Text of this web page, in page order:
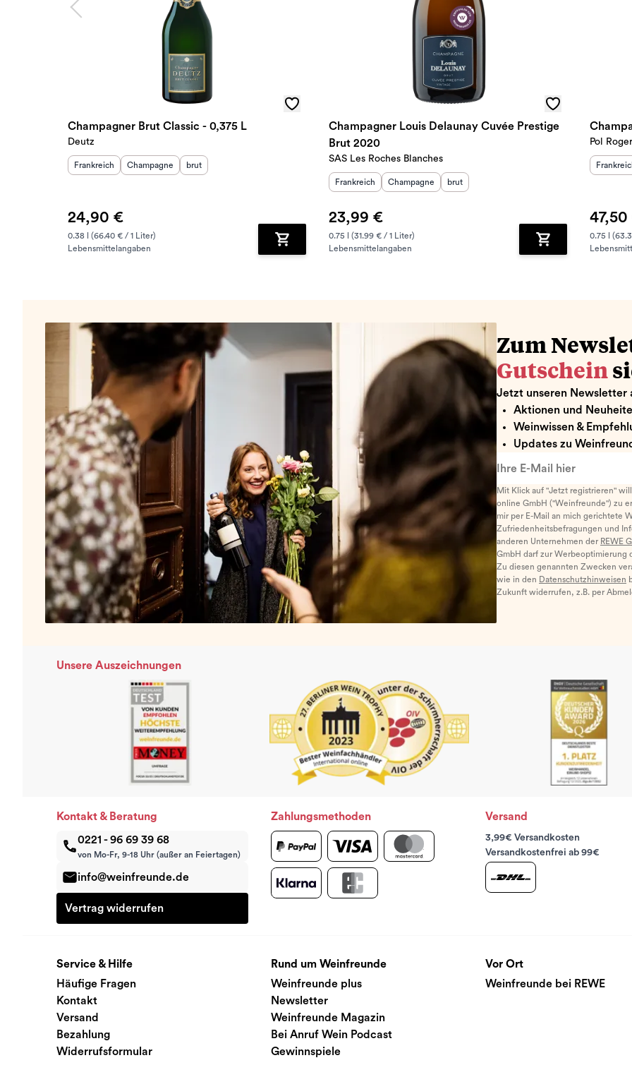
Champagner Brut Classic - 0,375 L
Deutz
Herkunftsland :
Frankreich Herkunftsregion:
Champagne Geschmack
brut
24,90 €
0.38 l (66.40 € / 1 Liter)
Lebensmittelangaben
Zum Warenkorb hinzufügen
Champagner Louis Delaunay Cuvée Prestige
Brut 2020
SAS Les Roches Blanches
Herkunftsland :
Frankreich Herkunftsregion:
Champagne Geschmack
brut
23,99 €
0.75 l (31.99 € / 1 Liter)
Lebensmittelangaben
Zum Warenkorb
Pol Roger
47,50
0.75 l
Zum
Gutschein
Jetzt unseren Newsletter
Aktionen und
Weinwissen &
Updates zu
Mit Klick auf "Jetzt registrieren"
online GmbH ("Weinfreunde") zu
mir per E-Mail an mich gerichtete
Zufriedenheitsbefragungen und
anderen Unternehmen der REWE
GmbH darf zur Werbeoptimierung
Zu diesen genannten Zwecken
wie in den Datenschutzhinweisen
Zukunft widerrufen, z.B. per
Unsere Auszeichnungen
Kontakt & Beratung
0221 - 96 69 39 68
von Mo-Fr, 9-18 Uhr (außer an Feiertagen)
info@weinfreunde.de
Vertrag widerrufen
Zahlungsmethoden Versand
3,99€ Versandkosten
Versandkostenfrei ab 99€
Service & Hilfe
Häufige Fragen
Kontakt
Versand
Bezahlung
Widerrufsformular
Rund um Weinfreunde
Weinfreunde plus
Newsletter
Weinfreunde Magazin
Bei Anruf Wein Podcast
Gewinnspiele
Vor Ort
Weinfreunde bei REWE